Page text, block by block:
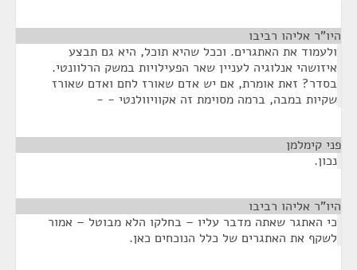
היו"ר אליהו רביבו
ולעמוד את האתגרים. וככל שהיא תוכל, היא גם תבצע
איזושהי אנלוגיה לעניין שאר הפעילויות במשק הרלוונטי.
בסדר? זאת אומרת, אם יש אדם שאורז לחם ואדם שאורז
שקיות במבה, ברמה מסוימת זה אקוויוולנטי - -
פני קימלמן
נכון.
היו"ר אליהו רביבו
כי האתגר שאתה מדבר עליו – בחלקו הלא מבוטל – אמור
לשקף את האתגרים של כלל הנוכחים כאן.